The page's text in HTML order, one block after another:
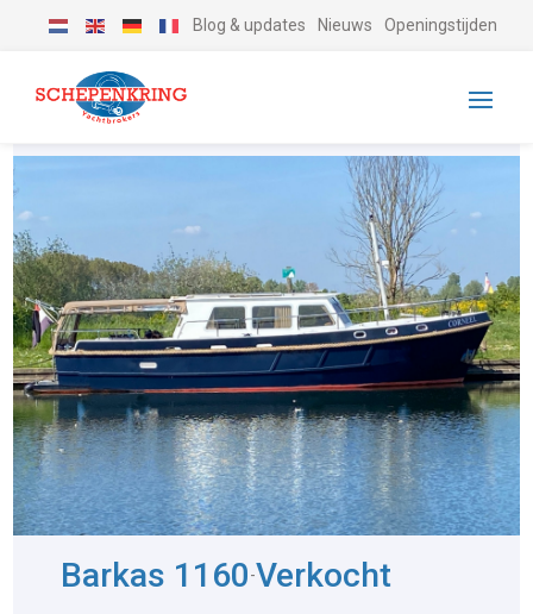
Blog & updates Nieuws Openingstijden
Barkas 1160-Verkocht